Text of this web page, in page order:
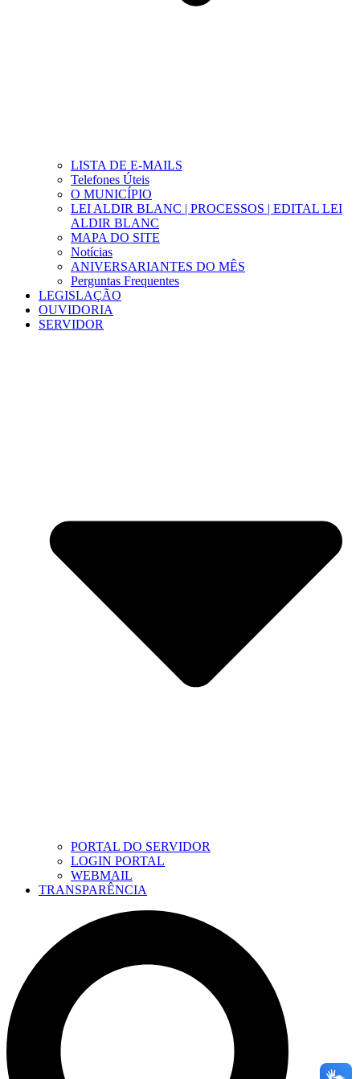
LISTA DE E-MAILS
Telefones Úteis
O MUNICÍPIO
LEI ALDIR BLANC | PROCESSOS | EDITAL LEI
ALDIR BLANC
MAPA DO SITE
Notícias
ANIVERSARIANTES DO MÊS
Perguntas Frequentes
LEGISLAÇÃO
OUVIDORIA
SERVIDOR
PORTAL DO SERVIDOR
LOGIN PORTAL
WEBMAIL
TRANSPARÊNCIA